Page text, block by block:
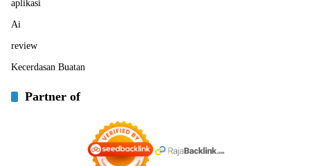
aplikasi
Ai
review
Kecerdasan Buatan
Partner of